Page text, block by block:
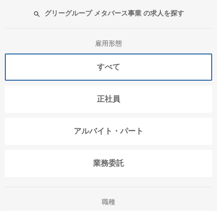
グリーグループ メタバース事業 の求人を探す
雇用形態
すべて
正社員
アルバイト・パート
業務委託
職種